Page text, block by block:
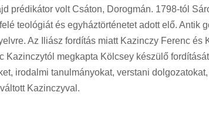
prédikátor volt Csáton, Dorogmán. 1798-tól
teológiát és egyháztörténetet adott elő. Antik
Az Iliász fordítás miatt Kazinczy Ferenc és
Kazinczytól megkapta Kölcsey készülő
irodalmi tanulmányokat, verstani
Kazinczyval.